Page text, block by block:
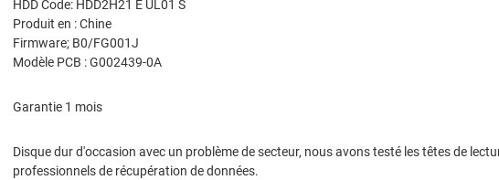
HDD Code: HDD2H21 E UL01 S
Produit en : Chine
Firmware; B0/FG001J
Modèle PCB : G002439-0A
Garantie 1 mois
Disque dur d'occasion avec un problème de secteur, nous avons testé les têtes de
professionnels de récupération de données.